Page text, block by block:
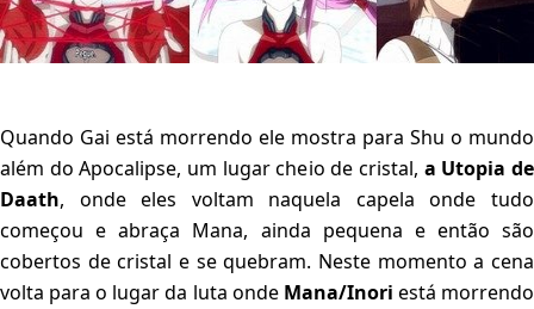
Quando Gai está morrendo ele mostra para Shu o mundo
além do Apocalipse, um lugar cheio de cristal, a Utopia de
Daath, onde eles voltam naquela capela onde tudo
começou e abraça Mana, ainda pequena e então são
cobertos de cristal e se quebram. Neste momento a cena
volta para o lugar da luta onde Mana/Inori está morrendo